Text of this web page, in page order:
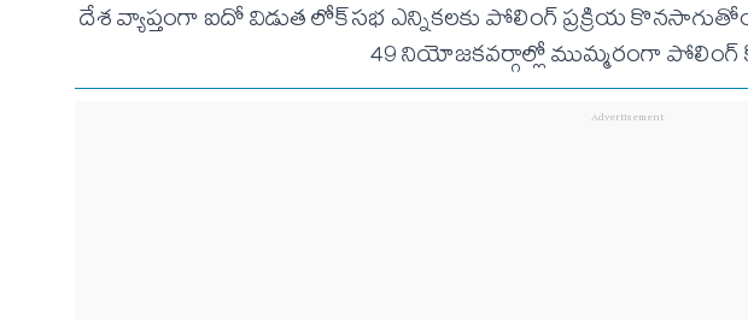
దేశ వ్యాప్తంగా ఐదో విడుత లోక్‌స‌భ ఎన్నిక‌ల‌కు పోలింగ్ ప్ర‌క్రియ
49 నియోజ‌క‌వ‌ర్గాల్లో ముమ్మ‌రంగా